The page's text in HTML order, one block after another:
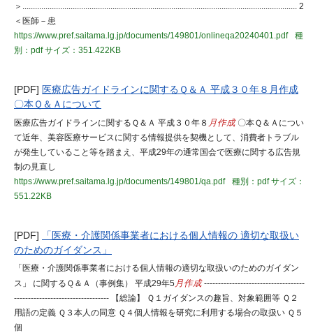
＞................................................................................................................................... 2
＜医師－患
https://www.pref.saitama.lg.jp/documents/149801/onlineqa20240401.pdf
種
別：pdfサイズ：351.422KB
[PDF] 医療広告ガイドラインに関するＱ＆Ａ 平成３０年８月作成
〇本Ｑ＆Ａについて
医療広告ガイドラインに関するＱ＆Ａ 平成３０年８ 月作成〇本Ｑ＆Ａについ
て近年、美容医療サービスに関する情報提供を契機として、消費者トラブル
が発生していること等を踏まえ、平成29年の通常国会で医療に関する広告規
制の見直し
https://www.pref.saitama.lg.jp/documents/149801/qa.pdf
種別：pdfサイズ：
551.22KB
[PDF]
「医療・介護関係事業者における個人情報の 適切な取扱い
のためのガイダンス」
「医療・介護関係事業者における個人情報の適切な取扱いのためのガイダン
ス」 に関するＱ＆Ａ（事例集） 平成29年5月作成------------------------------------
---------------------------------- 【総論】 Ｑ１ガイダンスの趣旨、対象範囲等 Ｑ２
用語の定義 Ｑ３本人の同意 Ｑ４個人情報を研究に利用する場合の取扱い Ｑ５
個